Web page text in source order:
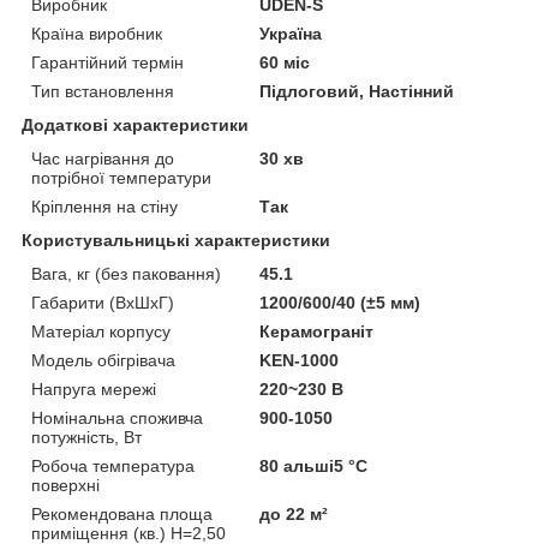
Виробник
UDEN-S
Країна виробник
Україна
Гарантійний термін
60 міс
Тип встановлення
Підлоговий, Настінний
Додаткові характеристики
Час нагрівання до
потрібної температури
30 хв
Кріплення на стіну
Так
Користувальницькі характеристики
Вага, кг (без паковання)
45.1
Габарити (ВхШхГ)
1200/600/40 (±5 мм)
Матеріал корпусу
Керамограніт
Модель обігрівача
KEN-1000
Напруга мережі
220~230 В
Номінальна споживча
потужність, Вт
900-1050
Робоча температура
поверхні
80 альші5 °C
Рекомендована площа
приміщення (кв.) H=2,50
до 22 м²